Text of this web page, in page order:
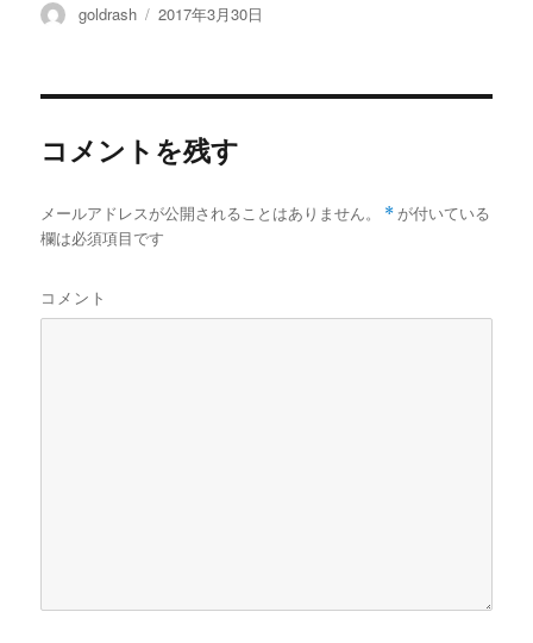
投
goldrash
投
2017年3月30日
コメントを残す
メールアドレスが公開されることはありません。 * が付いている
欄は必須項目です
コメント